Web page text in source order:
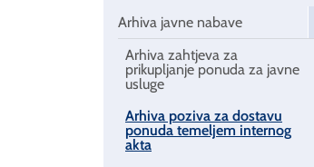
Arhiva javne nabave
Arhiva zahtjeva za
prikupljanje ponuda za javne
usluge
Arhiva poziva za dostavu
ponuda temeljem internog
akta